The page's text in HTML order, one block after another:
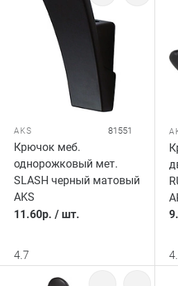
AKS 81551
Крючок меб.
однорожковый мет.
SLASH черный матовый
AKS
11.60р. / шт.
4.7